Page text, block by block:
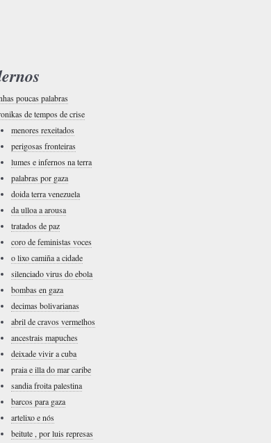
poucas palabras
de tempos de crise
menores rexeitados
perigosas fronteiras
lumes e infernos na terra
palabras por gaza
doida terra venezuela
da ulloa a arousa
tratados de paz
coro de feministas voces
o lixo camiña a cidade
silenciado virus do ebola
bombas en gaza
decimas bolivarianas
abril de cravos vermelhos
ancestrais mapuches
deixade vivir a cuba
praia e illa do mar caribe
sandia froita palestina
barcos para gaza
artelixo e nós
beitute , por luis represas